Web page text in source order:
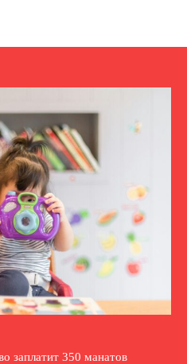
заплатит 350 манатов